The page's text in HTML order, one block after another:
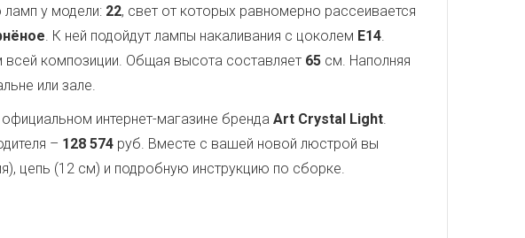
ламп у модели: 22, свет от которых равномерно рассеивается
. К ней подойдут лампы накаливания с цоколем E14.
композиции. Общая высота составляет 65 см. Наполняя
или зале.
интернет-магазине бренда Art Crystal Light.
– 128 574 руб. Вместе с вашей новой люстрой вы
цепь (12 см) и подробную инструкцию по сборке.